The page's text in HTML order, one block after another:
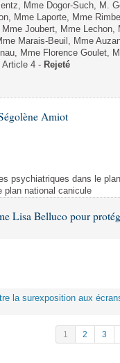
Mme Dogor-Such, M.
Mme Laporte, Mme
Joubert, Mme
Marais-Beuil, Mme
Mme Florence Goulet,
Article 4 - Rejeté
Amiot
psychiatriques dans le
plan national canicule
Lisa Belluco pour
la surexposition aux
1 2 3